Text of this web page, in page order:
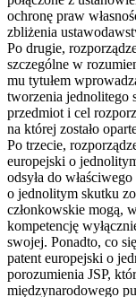
ochronę praw
zbliżenia
Po drugie,
szczególne w
mu tytułem
tworzenia jednolitego
przedmiot i cel
na której zostało
Po trzecie,
europejski o
odsyła do
o jednolitym skutku
członkowskie mogą,
kompetencję
swojej. Ponadto, co
patent europejski o
porozumienia JSP,
międzynarodowego